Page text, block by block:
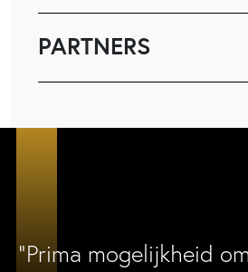
PARTNERS
“Prima mogelijkheid